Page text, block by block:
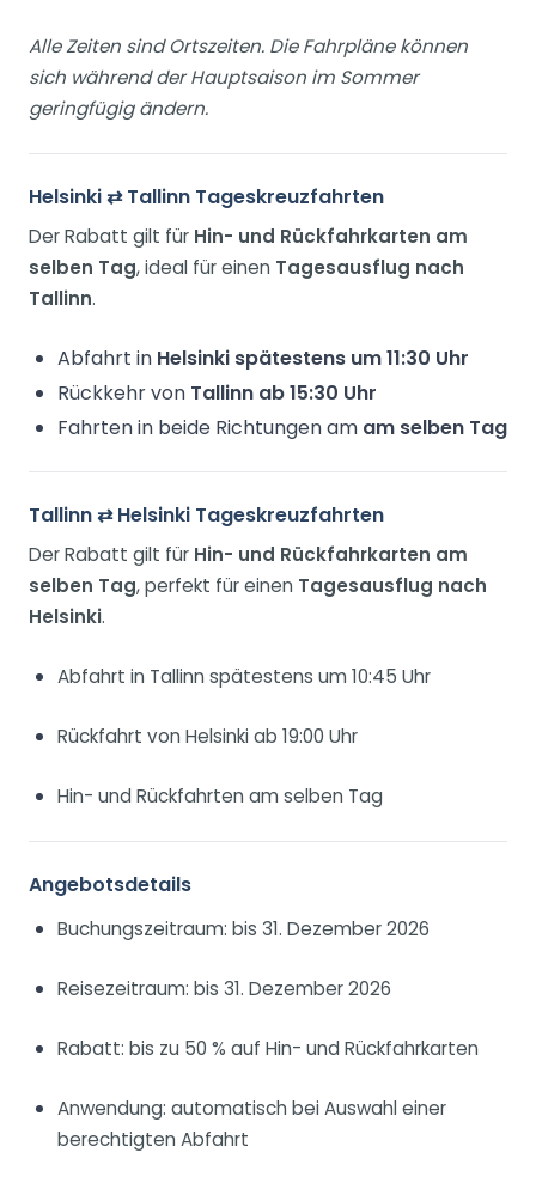
Alle Zeiten sind Ortszeiten. Die Fahrpläne können
sich während der Hauptsaison im Sommer
geringfügig ändern.
Helsinki ⇄ Tallinn Tageskreuzfahrten
Der Rabatt gilt für Hin- und Rückfahrkarten am
selben Tag, ideal für einen Tagesausflug nach
Tallinn.
Abfahrt in Helsinki spätestens um 11:30 Uhr
Rückkehr von Tallinn ab 15:30 Uhr
Fahrten in beide Richtungen am am selben Tag
Tallinn ⇄ Helsinki Tageskreuzfahrten
Der Rabatt gilt für Hin- und Rückfahrkarten am
selben Tag, perfekt für einen Tagesausflug nach
Helsinki.
Abfahrt in Tallinn spätestens um 10:45 Uhr
Rückfahrt von Helsinki ab 19:00 Uhr
Hin- und Rückfahrten am selben Tag
Angebotsdetails
Buchungszeitraum: bis 31. Dezember 2026
Reisezeitraum: bis 31. Dezember 2026
Rabatt: bis zu 50 % auf Hin- und Rückfahrkarten
Anwendung: automatisch bei Auswahl einer
berechtigten Abfahrt